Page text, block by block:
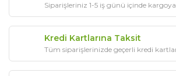
Siparişleriniz 1-5 iş günü içinde
Kredi Kartlarına Taksit
Tüm siparişlerinizde geçerli kredi